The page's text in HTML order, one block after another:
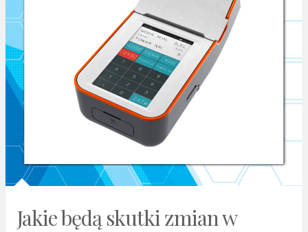
Jakie będą skutki zmian w